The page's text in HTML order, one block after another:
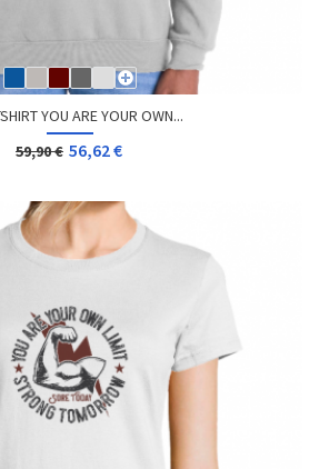
YOU ARE YOUR OWN...
59,90 € 56,62 €